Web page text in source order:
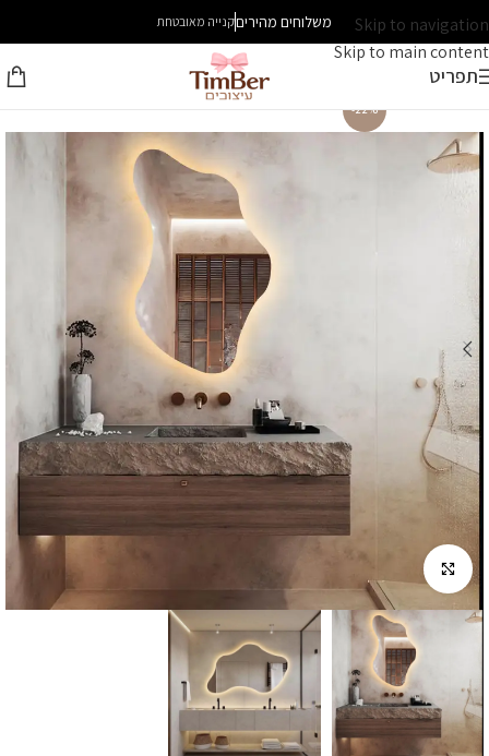
Skip to navigation
Skip to main content
משלוחים מהיריםקנייה מאובטחת
תפריט
-22%
לחץ להגדלה